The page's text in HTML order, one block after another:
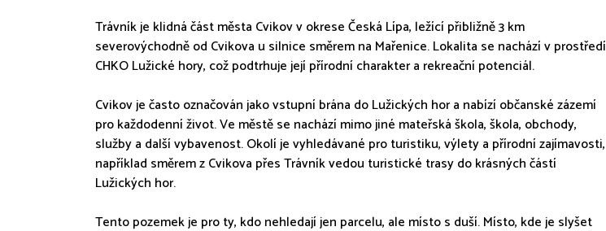
Trávník je klidná část města Cvikov v okrese Česká Lípa, ležící přibližně 3 km
severovýchodně od Cvikova u silnice směrem na Mařenice. Lokalita se nachází v prostředí
CHKO Lužické hory, což podtrhuje její přírodní charakter a rekreační potenciál.
Cvikov je často označován jako vstupní brána do Lužických hor a nabízí občanské zázemí
pro každodenní život. Ve městě se nachází mimo jiné mateřská škola, škola, obchody,
služby a další vybavenost. Okolí je vyhledávané pro turistiku, výlety a přírodní zajímavosti,
například směrem z Cvikova přes Trávník vedou turistické trasy do krásných částí
Lužických hor.
Tento pozemek je pro ty, kdo nehledají jen parcelu, ale místo s duší. Místo, kde je slyšet